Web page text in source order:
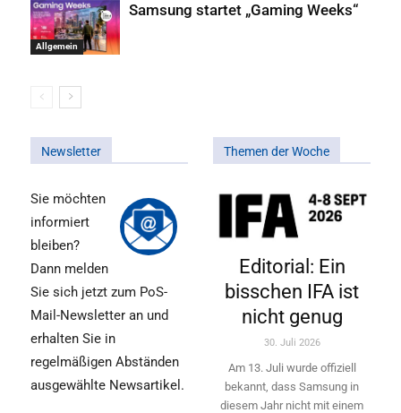
Allgemein
Samsung startet „Gaming Weeks“
Newsletter
Sie möchten
informiert
bleiben?
Dann melden
Sie sich jetzt zum PoS-
Mail-Newsletter an und
erhalten Sie in
regelmäßigen Abständen
ausgewählte Newsartikel.
Themen der Woche
Editorial: Ein
bisschen IFA ist
nicht genug
30. Juli 2026
Am 13. Juli wurde offiziell
bekannt, dass Samsung in
diesem Jahr nicht mit einem